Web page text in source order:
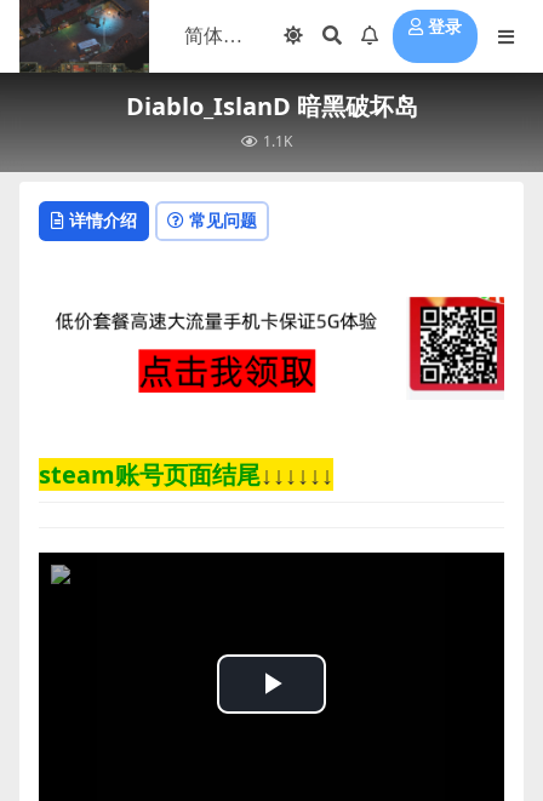
登录
Diablo_IslanD 暗黑破坏岛
1.1K
详情介绍 常见问题
steam账号页面结尾↓↓↓↓↓↓
Play